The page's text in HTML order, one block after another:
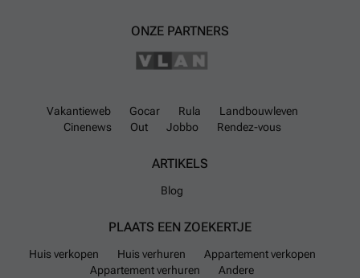
ONZE PARTNERS
Vakantieweb Gocar Rula
Landbouwleven
Cinenews
Out Jobbo Rendez-vous
ARTIKELS
Blog
PLAATS EEN ZOEKERTJE
Huis verkopen Huis verhuren
Appartement verkopen
Appartement verhuren
Andere